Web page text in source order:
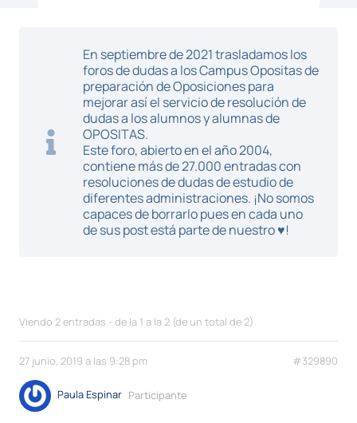
En septiembre de 2021 trasladamos los
foros de dudas a los Campus Opositas de
preparación de Oposiciones para
mejorar así el servicio de resolución de
dudas a los alumnos y alumnas de
OPOSITAS.
Este foro, abierto en el año 2004,
contiene más de 27.000 entradas con
resoluciones de dudas de estudio de
diferentes administraciones. ¡No somos
capaces de borrarlo pues en cada uno
de sus post está parte de nuestro ♥!
Viendo 2 entradas - de la 1 a la 2 (de un total de 2)
27 junio, 2019 a las 9:28 pm #329890
Paula Espinar Participante